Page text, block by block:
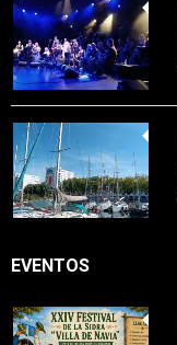
EVENTOS